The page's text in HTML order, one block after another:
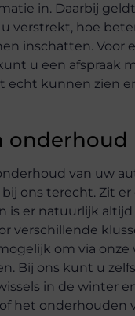
in. Daarbij
verstrekt, hoe
inschatten. Voor
u een afspraak
echt kunnen zien
onderhoud
van uw
ons terecht. Zit
is er natuurlijk
verschillende
om via onze
Bij ons kunt u
in de winter
het onderhouden